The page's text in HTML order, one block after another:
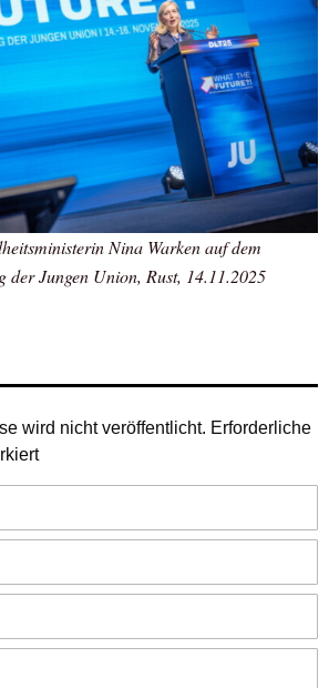
Nina Warken auf dem
der Jungen Union, Rust, 14.11.2025
wird nicht veröffentlicht. Erforderliche